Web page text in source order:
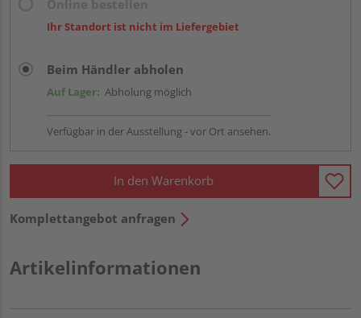
Ihr Standort ist nicht im Liefergebiet
Beim Händler abholen
Auf Lager: Abholung möglich
Verfügbar in der Ausstellung - vor Ort ansehen.
In den Warenkorb
Komplettangebot anfragen
Artikelinformationen